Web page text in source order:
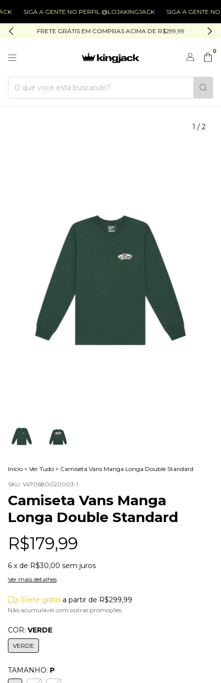
SIGA A GENTE NO PERFIL @LOJAKINGJACK SIGA A GENTE NO
FRETE GRÁTIS EM COMPRAS ACIMA DE R$299,99
0
1 / 2
Início > Ver Tudo > Camiseta Vans Manga Longa Double Standard
SKU: V470680020003-1
Camiseta Vans Manga
Longa Double Standard
R$179,99
6 x de R$30,00 sem juros
Ver mais detalhes
Frete grátis a partir de R$299,99
Não acumulável com outras promoções
COR: VERDE
VERDE
TAMANHO: P